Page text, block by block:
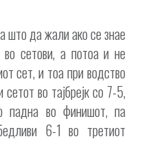
што да жали ако се знае
сетови, а потоа и не
сет, и тоа при водство
во тајбрејк со 7-5,
во финишот, па
6-1 во третиот